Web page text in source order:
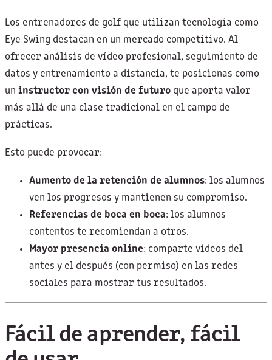
Los entrenadores de golf que utilizan tecnología como
Eye Swing destacan en un mercado competitivo. Al
ofrecer análisis de vídeo profesional, seguimiento de
datos y entrenamiento a distancia, te posicionas como
un instructor con visión de futuro que aporta valor
más allá de una clase tradicional en el campo de
prácticas.
Esto puede provocar:
Aumento de la retención de alumnos: los alumnos
ven los progresos y mantienen su compromiso.
Referencias de boca en boca: los alumnos
contentos te recomiendan a otros.
Mayor presencia online: comparte vídeos del
antes y el después (con permiso) en las redes
sociales para mostrar tus resultados.
Fácil de aprender, fácil